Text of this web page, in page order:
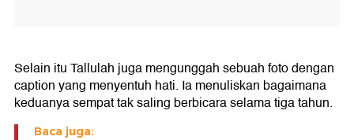
Selain itu Tallulah juga mengunggah sebuah foto dengan
caption yang menyentuh hati. Ia menuliskan bagaimana
keduanya sempat tak saling berbicara selama tiga tahun.
Baca juga: